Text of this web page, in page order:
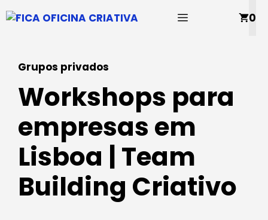
para
MENU 0
Grupos privados
Workshops para
empresas em
Lisboa | Team
Building Criativo